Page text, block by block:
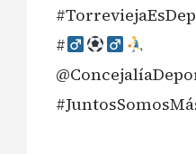
#‍